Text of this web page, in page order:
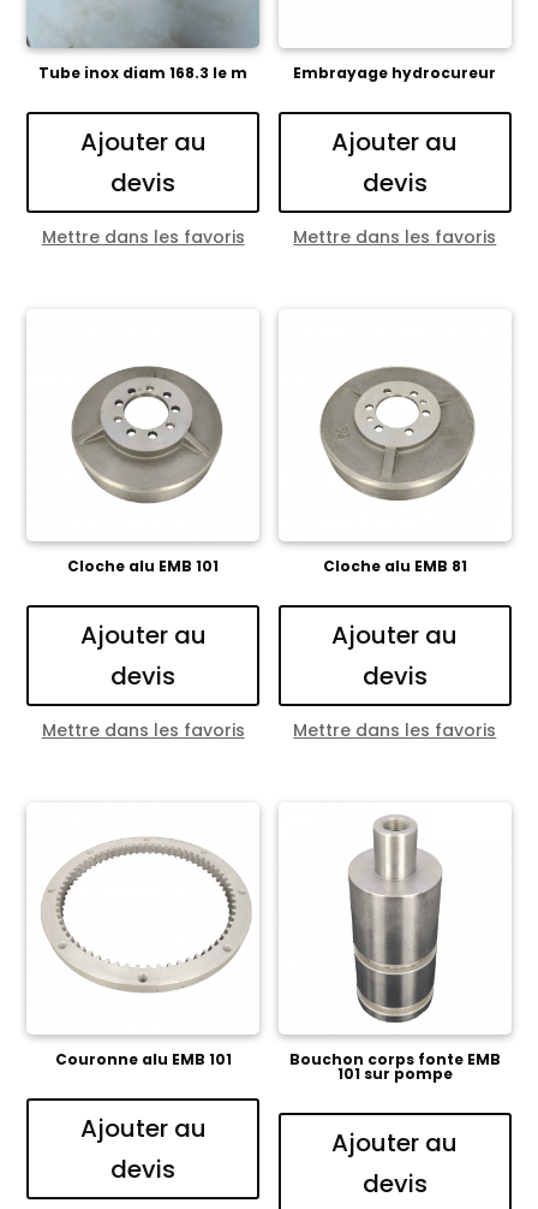
Tube inox diam 168.3 le m
Ajouter au
devis
Mettre dans les favoris
Embrayage hydrocureur
Ajouter au
devis
Mettre dans les favoris
Cloche alu EMB 101
Ajouter au
devis
Mettre dans les favoris
Cloche alu EMB 81
Ajouter au
devis
Mettre dans les favoris
Couronne alu EMB 101
Ajouter au
devis
Bouchon corps fonte EMB
101 sur pompe
Ajouter au
devis